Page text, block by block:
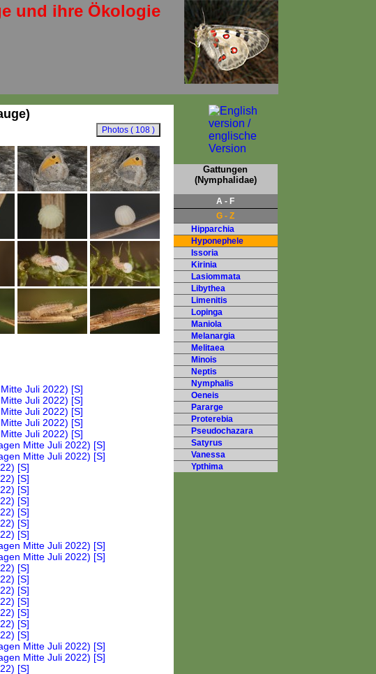
und ihre Ökologie
Gattungen
(Nymphalidae)
A - F
G - Z
Hipparchia
Hyponephele
Issoria
Kirinia
Lasiommata
Libythea
Limenitis
Lopinga
Maniola
Melanargia
Melitaea
Minois
Neptis
Nymphalis
Oeneis
Pararge
Proterebia
Pseudochazara
Satyrus
Vanessa
Ypthima